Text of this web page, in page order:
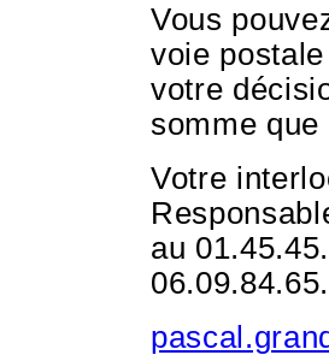
Vous
voie
votre
somme
Votre
au